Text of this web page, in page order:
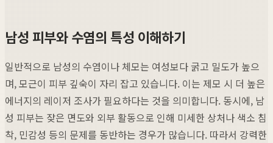
남성 피부와 수염의 특성 이해하기
일반적으로 남성의 수염이나 체모는 여성보다 굵고 밀도가 높으
며, 모근이 피부 깊숙이 자리 잡고 있습니다. 이는 제모 시 더 높은
에너지의 레이저 조사가 필요하다는 것을 의미합니다. 동시에, 남
성 피부는 잦은 면도와 외부 활동으로 인해 미세한 상처나 색소 침
착, 민감성 등의 문제를 동반하는 경우가 많습니다. 따라서 강력한